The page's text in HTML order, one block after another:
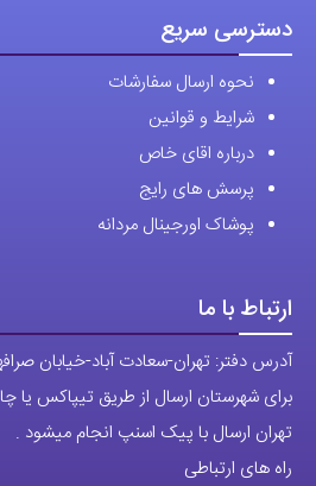
دسترسی سریع
نحوه ارسال سفارشات
شرایط و قوانین
درباره اقای خاص
پرسش های رایج
پوشاک اورجینال مردانه
ارتباط با ما
آدرس دفتر: تهران-سعادت آباد-خیابان صرافهای
برای شهرستان ارسال از طریق تیپاکس یا
تهران ارسال با پیک اسنپ انجام میشود .
راه های ارتباطی